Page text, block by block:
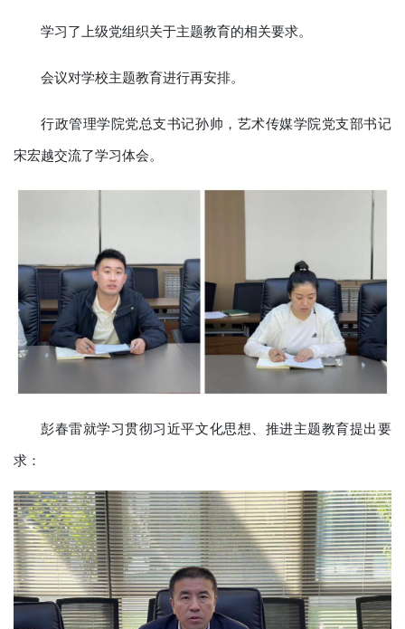
学习了上级党组织关于主题教育的相关要求。
会议对学校主题教育进行再安排。
行政管理学院党总支书记孙帅，艺术传媒学院党支部书记
宋宏越交流了学习体会。
彭春雷就学习贯彻习近平文化思想、推进主题教育提出要
求：